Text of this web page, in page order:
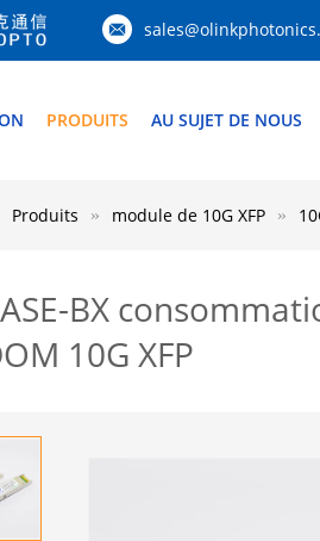
PRODUITS AU SUJET DE NOUS
Produits module de 10G XFP
BX
10G XFP